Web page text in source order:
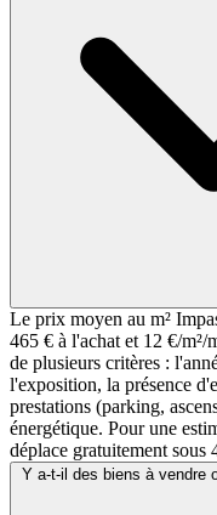
Le prix moyen au m²
465 € à l'achat et 12 €/m²/
de plusieurs critères :
l'exposition, la présence
prestations (parking,
énergétique. Pour une
déplace gratuitement sous
Y a-t-il des biens à vendre